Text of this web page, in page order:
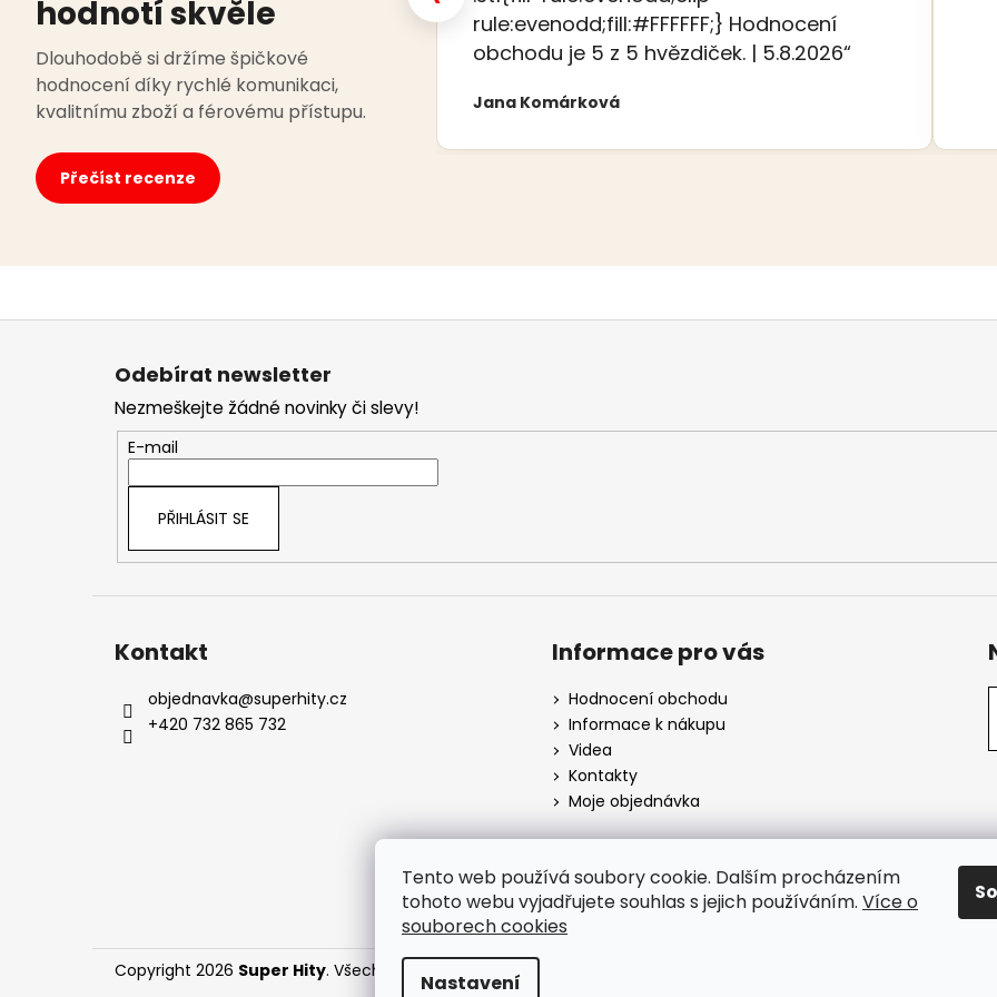
Tento web používá soubory cookie. Dalším procházením
tohoto webu vyjadřujete souhlas s jejich používáním. Více o
souborech cookies
Nastavení
hodnotí skvěle
Dlouhodobě si držíme špičkové
hodnocení díky rychlé komunikaci,
kvalitnímu zboží a férovému přístupu.
Přečíst recenze
rule:evenodd;fill:#FFFFFF;} Hodnocení
obchodu je 5 z 5 hvězdiček. | 5.8.2026“
Jana Komárková
Z
Odebírat newsletter
Nezmeškejte žádné novinky či slevy!
E-mail
PŘIHLÁSIT SE
Kontakt
objednavka@superhity.cz
+420 732 865 732
Informace pro vás
Hodnocení obchodu
Informace k nákupu
Videa
Kontakty
Moje objednávka
SuperHity.cz
Copyright 2026 Super Hity. Všechna práva vyhrazena.